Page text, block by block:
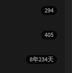
294
405
8年234天